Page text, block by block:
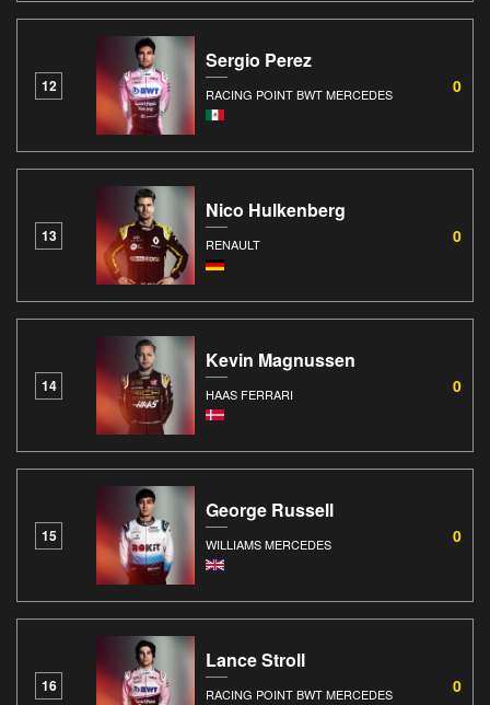
12
Sergio Perez
RACING POINT BWT MERCEDES 0
13
Nico Hulkenberg
RENAULT 0
14
Kevin Magnussen
HAAS FERRARI 0
15
George Russell
WILLIAMS MERCEDES 0
16
Lance Stroll
RACING POINT BWT MERCEDES 0